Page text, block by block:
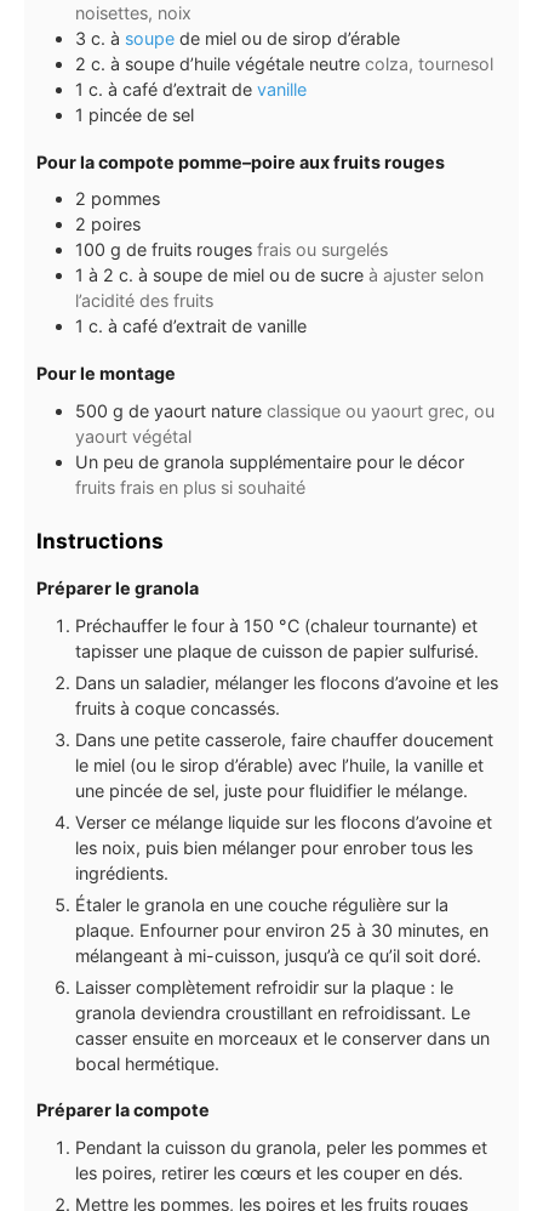
noisettes, noix
3 c. à soupe de miel ou de sirop d’érable
2 c. à soupe d’huile végétale neutre colza, tournesol
1 c. à café d’extrait de vanille
1 pincée de sel
Pour la compote pomme–poire aux fruits rouges
2 pommes
2 poires
100 g de fruits rouges frais ou surgelés
1 à 2 c. à soupe de miel ou de sucre à ajuster selon
l’acidité des fruits
1 c. à café d’extrait de vanille
Pour le montage
500 g de yaourt nature classique ou yaourt grec, ou
yaourt végétal
Un peu de granola supplémentaire pour le décor
fruits frais en plus si souhaité
Instructions
Préparer le granola
Préchauffer le four à 150 °C (chaleur tournante) et
tapisser une plaque de cuisson de papier sulfurisé.
Dans un saladier, mélanger les flocons d’avoine et les
fruits à coque concassés.
Dans une petite casserole, faire chauffer doucement
le miel (ou le sirop d’érable) avec l’huile, la vanille et
une pincée de sel, juste pour fluidifier le mélange.
Verser ce mélange liquide sur les flocons d’avoine et
les noix, puis bien mélanger pour enrober tous les
ingrédients.
Étaler le granola en une couche régulière sur la
plaque. Enfourner pour environ 25 à 30 minutes, en
mélangeant à mi-cuisson, jusqu’à ce qu’il soit doré.
Laisser complètement refroidir sur la plaque : le
granola deviendra croustillant en refroidissant. Le
casser ensuite en morceaux et le conserver dans un
bocal hermétique.
Préparer la compote
Pendant la cuisson du granola, peler les pommes et
les poires, retirer les cœurs et les couper en dés.
Mettre les pommes, les poires et les fruits rouges